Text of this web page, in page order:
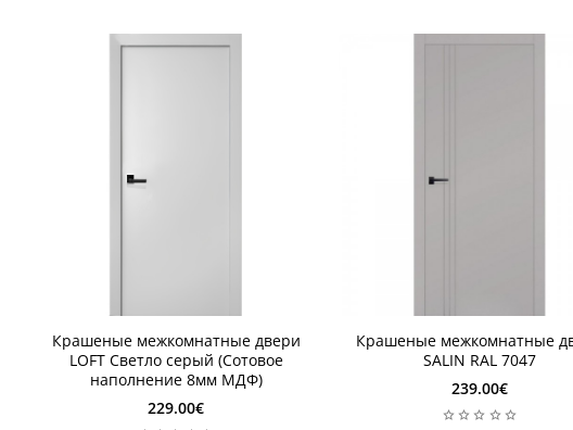
2 Недели
2 Недели
Крашеные межкомнатные двери
LOFT Светло серый (Сотовое
наполнение 8мм МДФ)
229.00€
2-3 дня
2-3 дня
Крашеные межкомнатные
SALIN RAL 7047
239.00€